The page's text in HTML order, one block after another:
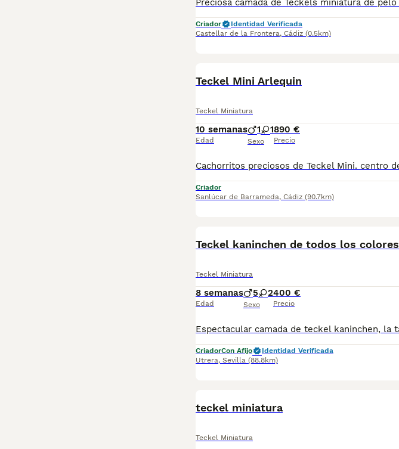
Criador
Identidad Verificada
Castellar de la Frontera, Cádiz (0.5km)
Teckel Mini Arlequin
Teckel Miniatura
10 semanas
Edad
1 1
Sexo
890 €
Precio
Criador
Sanlúcar de Barrameda, Cádiz (90.7km)
Teckel kaninchen de todos los colores
Teckel Miniatura
8 semanas
Edad
5 2
Sexo
400 €
Precio
CriadorCon Afijo
Identidad Verificada
Utrera, Sevilla (88.8km)
teckel miniatura
Teckel Miniatura